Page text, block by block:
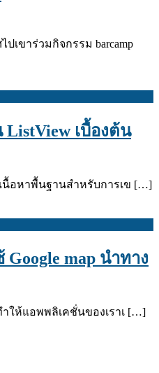
เขาร่วมกิจกรรม barcamp
ListView เบื้องต้น
นื้อหาพื้นฐานสำหรับการเข […]
Google map นำทาง
ให้แอพพลิเคชั่นของเราเ […]